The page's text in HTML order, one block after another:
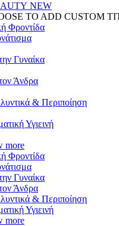
NEW
TO ADD CUSTOM
Φροντίδα
Γυναίκα
Άνδρα
& Περιποίηση
Υγιεινή
more
Φροντίδα
Γυναίκα
Άνδρα
& Περιποίηση
Υγιεινή
more